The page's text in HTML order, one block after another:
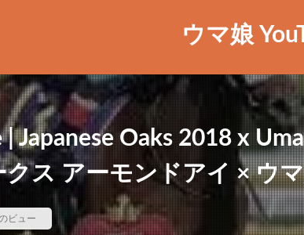
ウマ娘
Japanese Oaks 2018 x
クス アーモンドアイ × ウ
ビュー